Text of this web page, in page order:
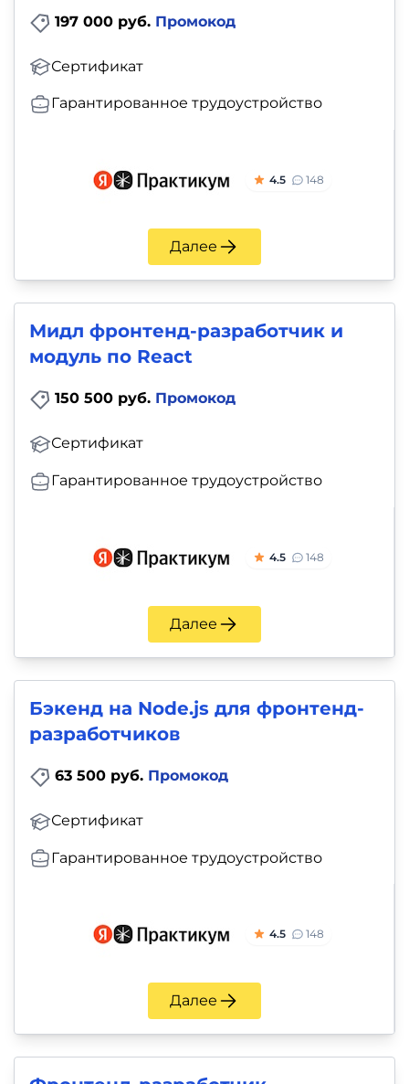
197 000 руб. Промокод
Сертификат
Гарантированное трудоустройство
4.5 148
Далее
Мидл фронтенд-разработчик и
модуль по React
150 500 руб. Промокод
Сертификат
Гарантированное трудоустройство
4.5 148
Далее
Бэкенд на Node.js для фронтенд-
разработчиков
63 500 руб. Промокод
Сертификат
Гарантированное трудоустройство
4.5 148
Далее